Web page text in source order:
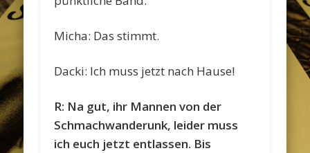
Micha: Das stimmt.
Dacki: Ich muss jetzt nach Hause!
R: Na gut, ihr Mannen von der
Schmachwanderunk, leider muss
ich euch jetzt entlassen. Bis